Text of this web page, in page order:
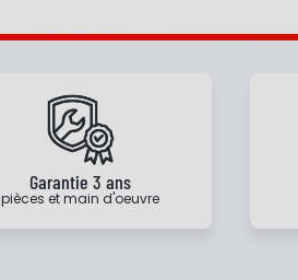
Garantie 3 ans
pièces et main d'oeuvre